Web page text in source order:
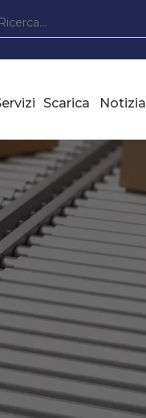
Scarica Notizia